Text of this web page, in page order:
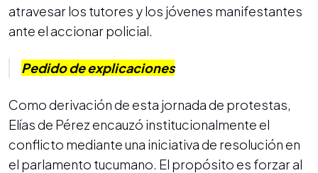
atravesar los tutores y los jóvenes manifestantes
ante el accionar policial.
Pedido de explicaciones
Como derivación de esta jornada de protestas,
Elías de Pérez encauzó institucionalmente el
conflicto mediante una iniciativa de resolución en
el parlamento tucumano. El propósito es forzar al